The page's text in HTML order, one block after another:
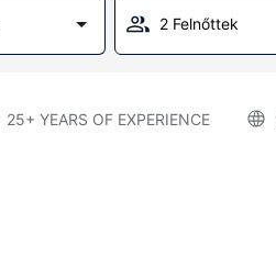
2 Felnőttek
25+ YEARS OF EXPERIENCE